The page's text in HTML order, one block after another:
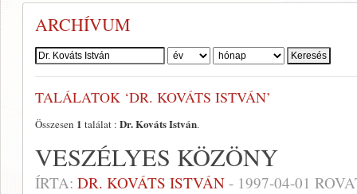
ARCHÍVUM
Szerző:
TALÁLATOK ‘DR. KOVÁTS ISTVÁN’
Összesen 1 találat : Dr. Kováts István.
VESZÉLYES KÖZÖNY
ÍRTA: DR. KOVÁTS ISTVÁN - 1997-04-01